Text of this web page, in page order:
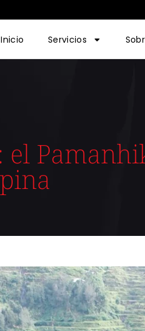
Inicio Servicios
el